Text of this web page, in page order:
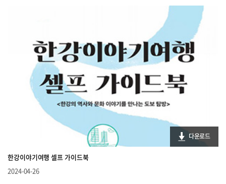
다운로드
한강이야기여행 셀프 가이드북
2024-04-26